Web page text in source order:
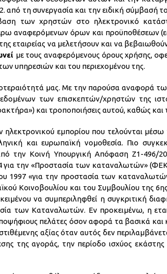
τη συνεργασία και την ειδική σύμβασή
των χρηστών στο ηλεκτρονικό
όρων και προϋποθέσεων
εταιρείας να μελετήσουν και να
με τους αναφερόμενους όρους χρήσης,
υπηρεσιών και του περιεχομένου της.
μας. Με την παρούσα αναφορά
των επισκεπτών/χρηστών της
και τροποποιήσεις αυτού, καθώς και
εμπορίου που τελούνται μέσω
και ευρωπαϊκή νομοθεσία. Πιο
την Κοινή Υπουργική Απόφαση Ζ1-496/
την «Προστασία των καταναλωτών» (ΦΕΚ
1997 «για την προστασία των
Κοινοβουλίου και του Συμβουλίου της
να συμπεριληφθεί η συγκριτική
των Καταναλωτών. Εν προκειμένω, η
πελάτες όσον αφορά τα βασικά
αξίας όταν αυτός δεν
της αγοράς, την περίοδο ισχύος